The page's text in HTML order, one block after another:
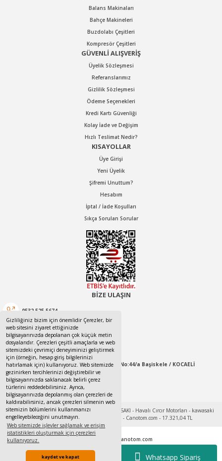
Gizliliğiniz bizim için önemlidir Çerezler, bir
web sitesini ziyaret ettiğinizde
bilgisayarınızda depolanan çok küçük metin
dosyalarıdır. Çerezleri çeşitli amaçlarla ve web
sitemizdeki çevrimiçi deneyiminizi geliştirmek
için (örneğin, hesap giriş bilgilerinizi
hatırlamak için) kullanıyoruz. Web sitemizde
gezinirken tercihlerinizi değiştirebilir ve
bilgisayarınızda saklanacak belirli çerez
türlerini reddedebilirsiniz. Ayrıca,
bilgisayarınızda depolanmış olan çerezleri de
kaldırabilirsiniz, ancak çerezleri silmenin web
sitemizin bölümlerini kullanmanızı
engelleyebileceğini unutmayın.
Web sitemizde işlevler sağlamak ve erişim
istatistikleri oluşturmak için çerezleri
kullanıyoruz.
kaydet ve kapat
Tek Tıkla Ödeme Kolaylığı
7/24 Canlı Destek
Whatsapp Sipariş
Balans Makinaları
Bahçe Makineleri
Buzdolabı Çeşitleri
Kompresör Çeşitleri
GÜVENLİ ALIŞVERİŞ
Üyelik Sözleşmesi
Referanslarımız
Gizlilik Sözleşmesi
Ödeme Seçenekleri
Kredi Kartı Güvenliği
Kolay İade ve Değişim
Hızlı Teslimat Nedir?
KISAYOLLAR
Üye Girişi
Yeni Üyelik
Şifremi Unuttum?
Hesabım
İptal / İade Koşulları
Sıkça Sorulan Sorular
BİZE ULAŞIN
0532 525 5674
0532 525 5674
canotom41@gmail.com
Yaylacık Mahallesi Mert İnan Sokak No:44/a Başiskele / KOCAELİ
09:00-18:00 Pazartesi / Cumartesi
www.canotom.com